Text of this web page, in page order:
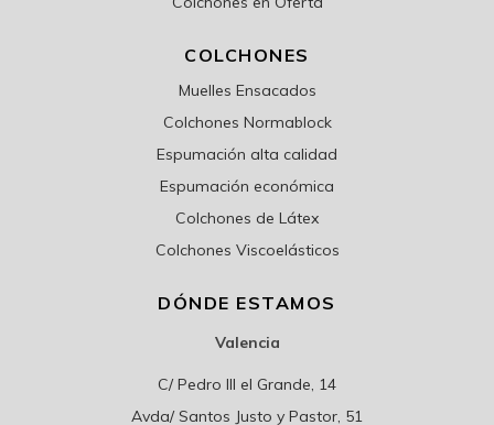
COLCHONES
Muelles Ensacados
Colchones Normablock
Espumación alta calidad
Espumación económica
Colchones de Látex
Colchones Viscoelásticos
DÓNDE ESTAMOS
Valencia
C/ Pedro III el Grande, 14
Avda/ Santos Justo y Pastor, 51